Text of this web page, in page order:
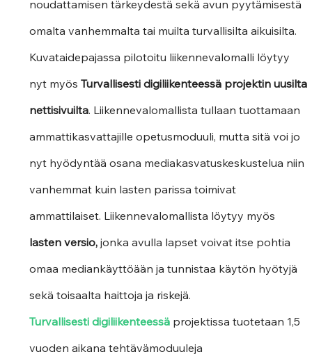
noudattamisen tärkeydestä sekä avun pyytämisestä
omalta vanhemmalta tai muilta turvallisilta aikuisilta.
Kuvataidepajassa pilotoitu liikennevalomalli löytyy
nyt myös Turvallisesti digiliikenteessä projektin uusilta
nettisivuilta. Liikennevalomallista tullaan tuottamaan
ammattikasvattajille opetusmoduuli, mutta sitä voi jo
nyt hyödyntää osana mediakasvatuskeskustelua niin
vanhemmat kuin lasten parissa toimivat
ammattilaiset. Liikennevalomallista löytyy myös
lasten versio, jonka avulla lapset voivat itse pohtia
omaa mediankäyttöään ja tunnistaa käytön hyötyjä
sekä toisaalta haittoja ja riskejä.
Turvallisesti digiliikenteessä projektissa tuotetaan 1,5
vuoden aikana tehtävämoduuleja